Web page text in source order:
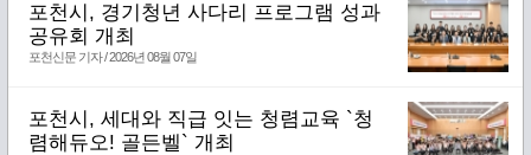
포천시, 경기청년 사다리 프로그램 성과
공유회 개최
포천신문 기자 / 2026년 08월 07일
포천시, 세대와 직급 잇는 청렴교육 `청
렴해듀오! 골든벨` 개최